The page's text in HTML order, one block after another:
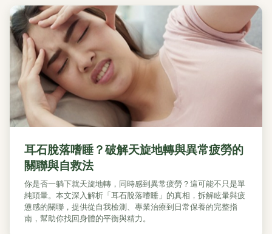
耳石脫落嗜睡？破解天旋地轉與異常疲勞的
關聯與自救法
你是否一躺下就天旋地轉，同時感到異常疲勞？這可能不只是單
純頭暈。本文深入解析「耳石脫落嗜睡」的真相，拆解眩暈與疲
憊感的關聯，提供從自我檢測、專業治療到日常保養的完整指
南，幫助你找回身體的平衡與精力。